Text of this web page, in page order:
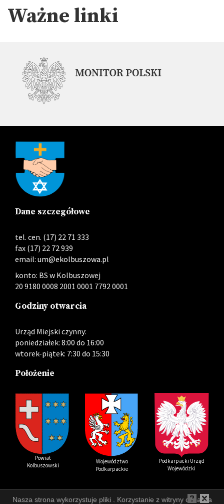
Ważne linki
Dane szczegółowe
tel. cen. (17) 22 71 333
fax (17) 22 72 939
email: um@ekolbuszowa.pl
konto: BS w Kolbuszowej
20 9180 0008 2001 0001 7792 0001
Godziny otwarcia
Urząd Miejski czynny:
poniedziałek: 8:00 do 16:00
wtorek-piątek: 7:30 do 15:30
Położenie
Powiat
Kolbuszowski
Województwo
Podkarpackie
Podkarpacki Urząd
Wojewódzki
Nasza strona wykorzystuje pliki . Korzystanie z witryny oznacza